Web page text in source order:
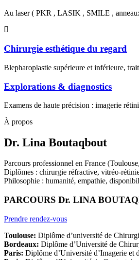
Au laser ( PKR , LASIK , SMILE ,
Chirurgie esthétique du regard
Blepharoplastie supérieure et inférieure,
Explorations & diagnostics
Examens de haute précision : imagerie
À propos
Dr. Lina Boutaqbout
Parcours professionnel en France
Diplômes : chirurgie réfractive, vitréo-
Philosophie : humanité, empathie,
PARCOURS Dr. LINA
Prendre rendez-vous
Toulouse: Diplôme d’université de
Bordeaux: Diplôme d’Université de
Paris: Diplôme d’Université d’Imagerie et